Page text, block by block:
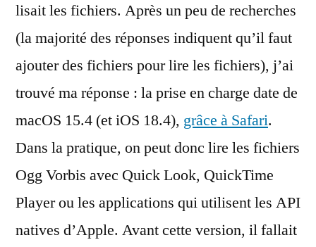
lisait les fichiers. Après un peu de recherches
(la majorité des réponses indiquent qu’il faut
ajouter des fichiers pour lire les fichiers), j’ai
trouvé ma réponse : la prise en charge date de
macOS 15.4 (et iOS 18.4), grâce à Safari.
Dans la pratique, on peut donc lire les fichiers
Ogg Vorbis avec Quick Look, QuickTime
Player ou les applications qui utilisent les API
natives d’Apple. Avant cette version, il fallait